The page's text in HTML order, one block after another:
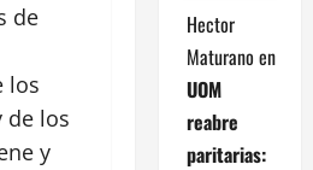
de
los
de los
y
Hector
Maturano en
UOM
reabre
paritarias: